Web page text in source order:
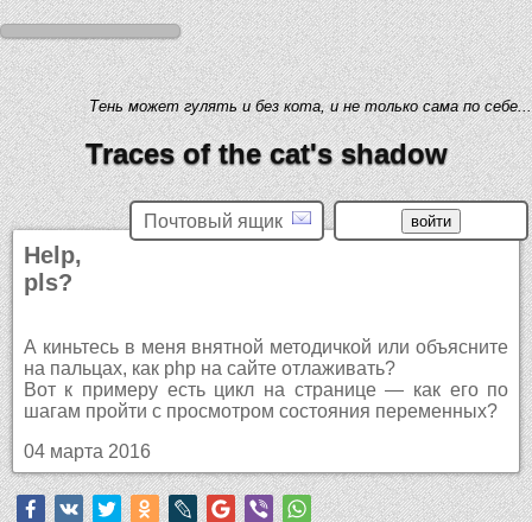
Тень может гулять и без кота, и не только сама по себе...
Traces of the cat's shadow
Почтовый ящик
Help,
pls?
А киньтесь в меня внятной методичкой или объясните
на пальцах, как php на сайте отлаживать?
Вот к примеру есть цикл на странице — как его по
шагам пройти с просмотром состояния переменных?
04 марта 2016